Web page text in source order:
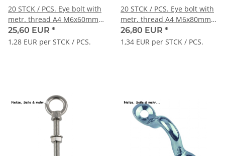
20 STCK / PCS. Eye bolt with
metr. thread A4 M6x60mm
full thread
25,60 EUR *
1,28 EUR per STCK / PCS.
20 STCK / PCS. Eye bolt with
metr. thread A4 M6x80mm
full thread
26,80 EUR *
1,34 EUR per STCK / PCS.